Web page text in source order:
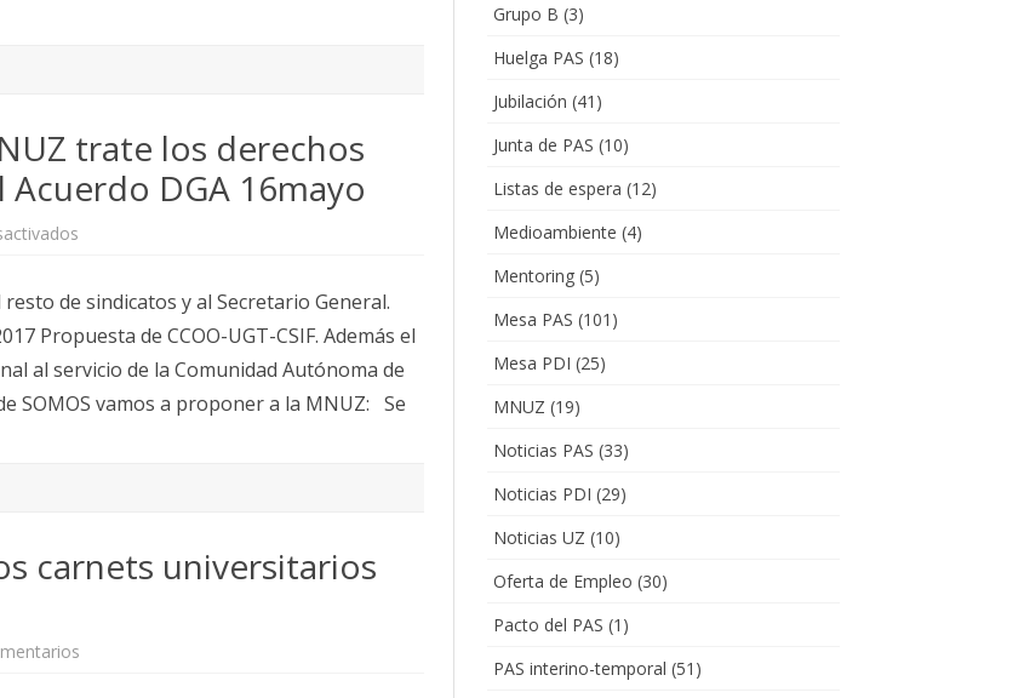
trate los derechos
DGA 16mayo
la
MNUZ
trate
los
derechos
sindicales
y
las
de sindicatos y al Secretario General.
Propuesta de CCOO-UGT-CSIF. Además el
al servicio de la Comunidad Autónoma de
SOMOS vamos a proponer a la MNUZ: Se
carnets universitarios
Grupo B (3)
Huelga PAS (18)
Jubilación (41)
Junta de PAS (10)
Listas de espera (12)
Medioambiente (4)
Mentoring(5)
Mesa PAS (101)
Mesa PDI (25)
MNUZ (19)
Noticias PAS (33)
Noticias PDI (29)
Noticias UZ (10)
Oferta de Empleo (30)
Pacto del PAS (1)
PAS interino-temporal (51)